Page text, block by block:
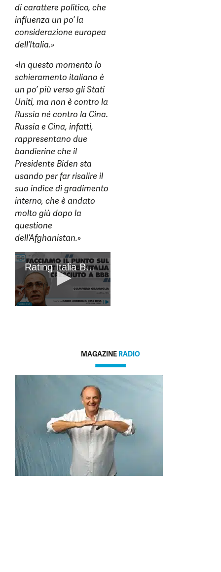
di carattere politico, che
influenza un po’ la
considerazione europea
dell’Italia.»
«In questo momento lo
schieramento italiano è
un po’ più verso gli Stati
Uniti, ma non è contro la
Russia né contro la Cina.
Russia e Cina, infatti,
rappresentano due
bandierine che il
Presidente Biden sta
usando per far risalire il
suo indice di gradimento
interno, che è andato
molto giù dopo la
questione
dell’Afghanistan.»
MAGAZINE RADIO